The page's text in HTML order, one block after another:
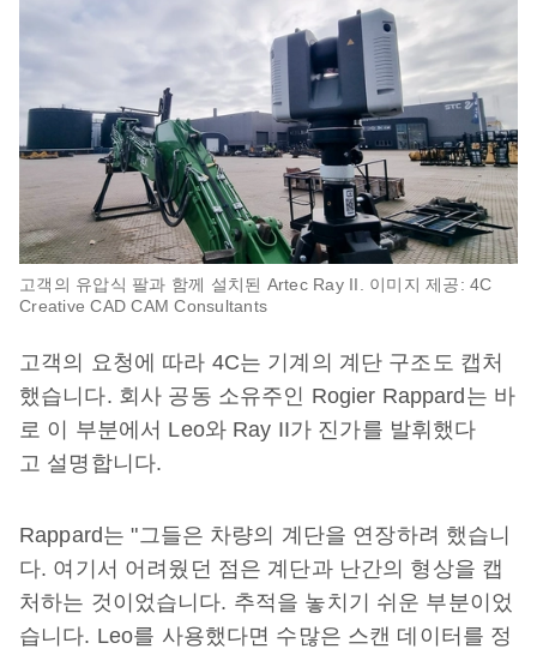
고객의 유압식 팔과 함께 설치된 Artec Ray II. 이미지 제공: 4C
Creative CAD CAM Consultants
고객의 요청에 따라 4C는 기계의 계단 구조도 캡처
했습니다. 회사 공동 소유주인 Rogier Rappard는 바
로 이 부분에서 Leo와 Ray II가 진가를 발휘했다
고 설명합니다.
Rappard는 "그들은 차량의 계단을 연장하려 했습니
다. 여기서 어려웠던 점은 계단과 난간의 형상을 캡
처하는 것이었습니다. 추적을 놓치기 쉬운 부분이었
습니다. Leo를 사용했다면 수많은 스캔 데이터를 정